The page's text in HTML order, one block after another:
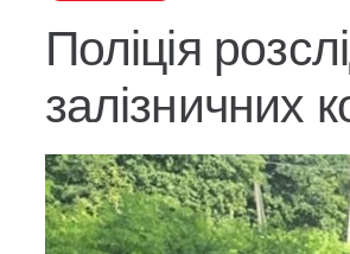
Поліція
залізничних